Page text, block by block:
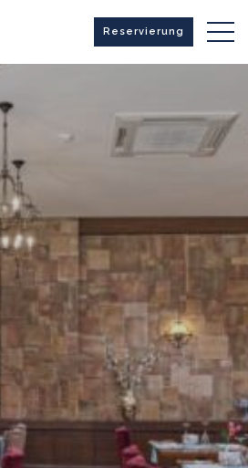
Reservierung